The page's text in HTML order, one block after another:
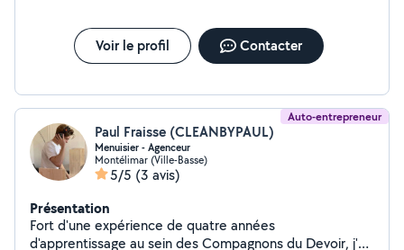
Voir le profil Contacter
Auto-entrepreneur
Paul Fraisse (CLEANBYPAUL)
Menuisier - Agenceur
Montélimar (Ville-Basse)
5/5 (3 avis)
Présentation
Fort d'une expérience de quatre années
d'apprentissage au sein des Compagnons du Devoir, j'ai